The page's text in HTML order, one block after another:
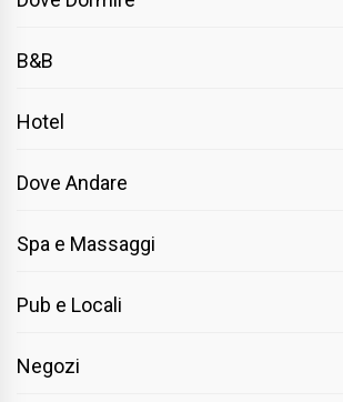
B&B
Hotel
Dove Andare
Spa e Massaggi
Pub e Locali
Negozi